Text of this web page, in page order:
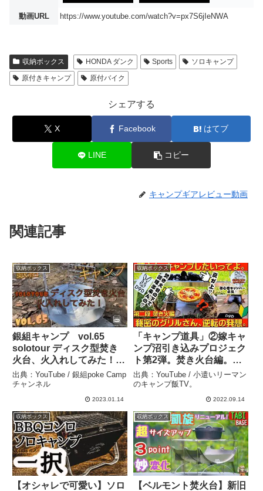
動画URL https://www.youtube.com/watch?v=px7S6jIeNWA
収納ボックス HONDA ダンク Sports
ソロキャンプ
原付きキャンプ
原付バイク
シェアする
X Facebook はてブ
LINE コピー
キャンプギアレビュー動画
関連記事
収納ボックス
銀組キャンプ vol.65
solotour ディスク型焚き
火台、火入れしてみた！ –
銀組poke Campチャンネ
ル
出典：YouTube / 銀組poke Camp
チャンネル
2023.01.14
収納ボックス
「キャンプ道具」②嫁キャ
ンプ沼引き込みプロジェク
ト第2弾。焚き火台編。
「DOD秘密のグリルさん
使ってみた。」 – 小遣いリ
ーマンのキャンプ飯TV。
出典：YouTube / 小遣いリーマン
のキャンプ飯TV。
2022.09.14
収納ボックス
【オシャレで可愛い】ソロ
収納ボックス
【ベルモント焚火台】新旧